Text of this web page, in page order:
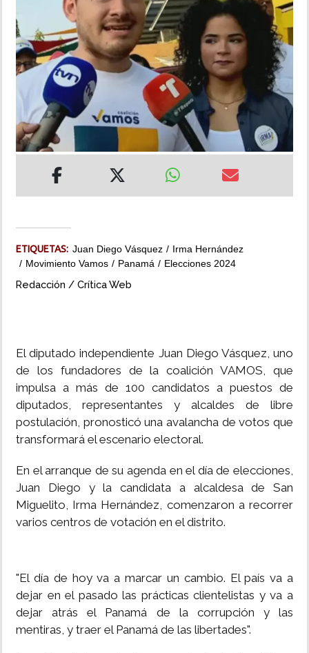
INSÓLITAS
MULTIMEDIA
IMPRESO
ETIQUETAS: Juan Diego Vásquez
Irma Hernández
Movimiento Vamos
Panamá Elecciones 2024
Redacción / Crítica Web
El diputado independiente Juan Diego Vásquez, uno
de los fundadores de la coalición VAMOS, que
impulsa a más de 100 candidatos a puestos de
diputados, representantes y alcaldes de libre
postulación, pronosticó una avalancha de votos que
transformará el escenario electoral.
En el arranque de su agenda en el día de elecciones,
Juan Diego y la candidata a alcaldesa de San
Miguelito, Irma Hernández, comenzaron a recorrer
varios centros de votación en el distrito.
"El día de hoy va a marcar un cambio. El país va a
dejar en el pasado las prácticas clientelistas y va a
dejar atrás el Panamá de la corrupción y las
mentiras, y traer el Panamá de las libertades".